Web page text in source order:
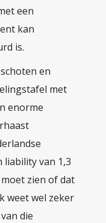
een
kan
is.
en
met
enorme
liability van 1,3
zien of dat
weet wel zeker
die